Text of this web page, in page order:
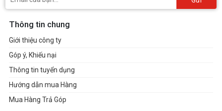
Thông tin chung
Giới thiệu công ty
Góp ý, Khiếu nại
Thông tin tuyển dụng
Hướng dẫn mua Hàng
Mua Hàng Trả Góp